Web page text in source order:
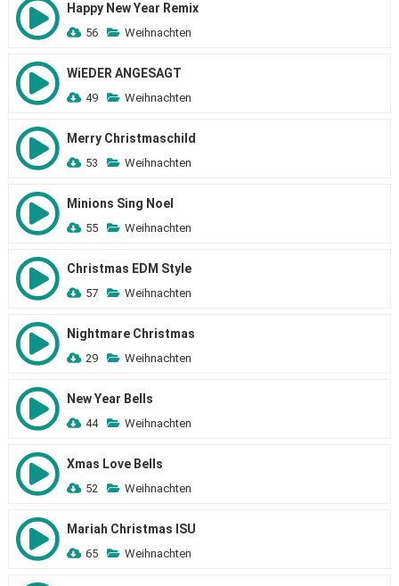
Happy New Year Remix
56 Weihnachten
WiEDER ANGESAGT
49 Weihnachten
Merry Christmaschild
53 Weihnachten
Minions Sing Noel
55 Weihnachten
Christmas EDM Style
57 Weihnachten
Nightmare Christmas
29 Weihnachten
New Year Bells
44 Weihnachten
Xmas Love Bells
52 Weihnachten
Mariah Christmas ISU
65 Weihnachten